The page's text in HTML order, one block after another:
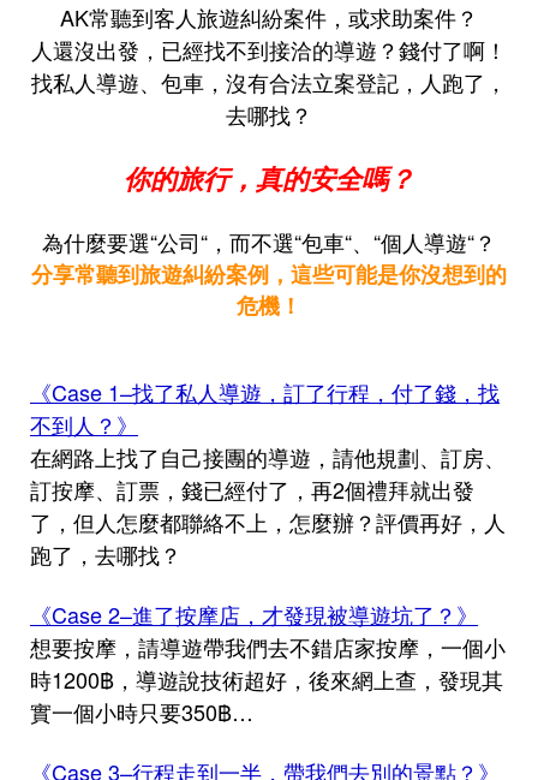
AK常聽到客人旅遊糾紛案件，或求助案件？
人還沒出發，已經找不到接洽的導遊？錢付了啊！
找私人導遊、包車，沒有合法立案登記，人跑了，
去哪找？
你的旅行，真的安全嗎？
為什麼要選“公司“，而不選“包車“、“個人導遊“？
分享常聽到旅遊糾紛案例，這些可能是你沒想到的
危機！
《Case 1–找了私人導遊，訂了行程，付了錢，找
不到人？》
在網路上找了自己接團的導遊，請他規劃、訂房、
訂按摩、訂票，錢已經付了，再2個禮拜就出發
了，但人怎麼都聯絡不上，怎麼辦？評價再好，人
跑了，去哪找？
《Case 2–進了按摩店，才發現被導遊坑了？》
想要按摩，請導遊帶我們去不錯店家按摩，一個小
時1200฿，導遊說技術超好，後來網上查，發現其
實一個小時只要350฿…
《Case 3–行程走到一半，帶我們去別的景點？》